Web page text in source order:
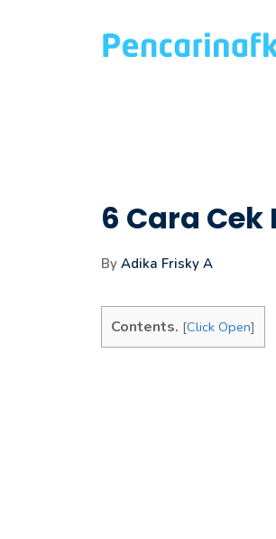
6 Cara
By Adika Frisky A
Contents. [Click Open]